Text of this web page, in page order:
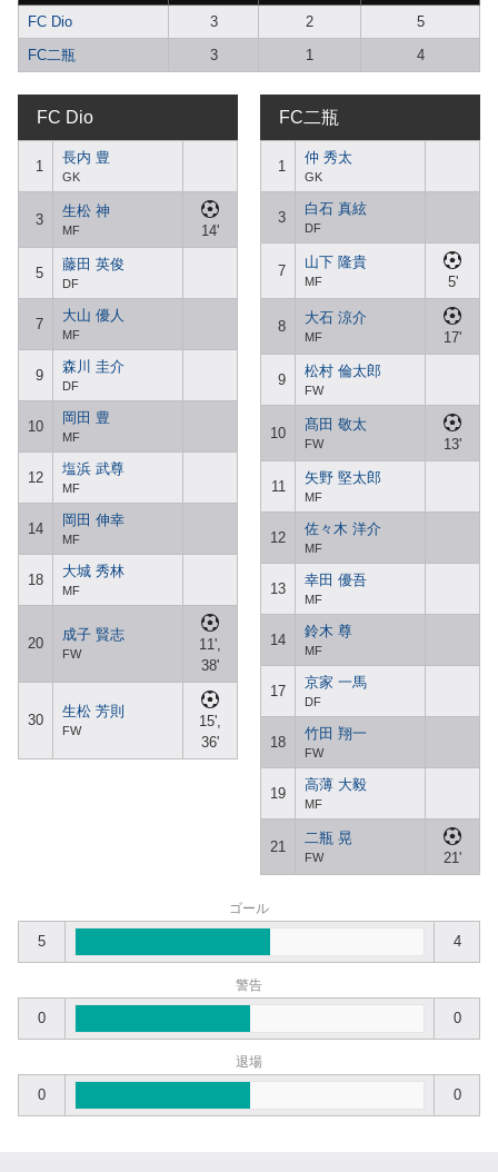
FC Dio 3 2
5
FC二瓶
3 1 4
FC Dio
1
長内 豊
GK
3
生松 神
MF 14'
5
藤田 英俊
DF
7
大山 優人
MF
9
森川 圭介
DF
10
岡田 豊
MF
12
塩浜 武尊
MF
14
岡田 伸幸
MF
18
大城 秀林
MF
20
成子 賢志
FW
11',
38'
30
生松 芳則
FW
15',
36'
FC二瓶
1
仲 秀太
GK
3
白石 真絃
DF
7
山下 隆貴
MF 5'
8
大石 涼介
MF 17'
9
松村 倫太郎
FW
10
髙田 敬太
FW 13'
11
矢野 堅太郎
MF
12
佐々木 洋介
MF
13
幸田 優吾
MF
14
鈴木 尊
MF
17
京家 一馬
DF
18
竹田 翔一
FW
19
高薄 大毅
MF
21
二瓶 晃
FW 21'
ゴール
5 4
警告
0 0
退場
0 0